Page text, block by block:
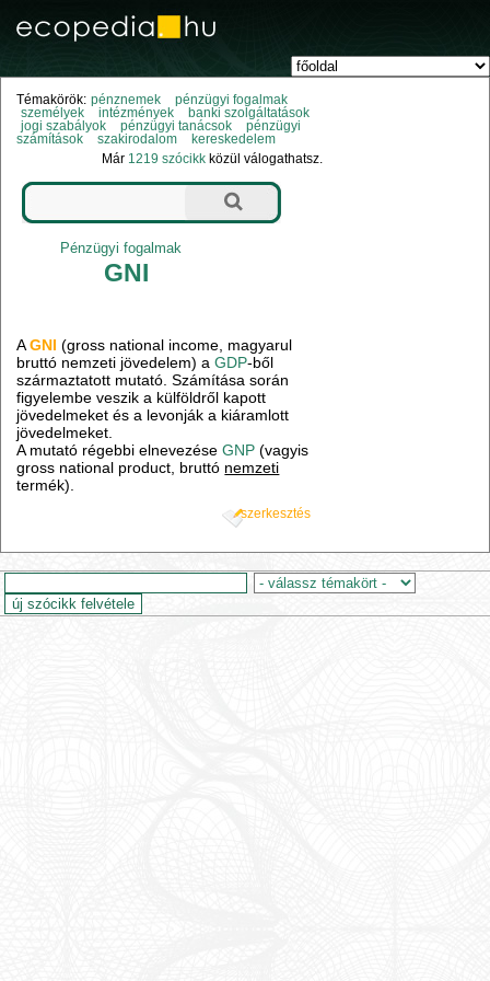
Témakörök: pénznemek
pénzügyi fogalmak
személyek
intézmények
banki szolgáltatások
jogi szabályok
pénzügyi tanácsok
pénzügyi
számítások
szakirodalom
kereskedelem
Már 1219 szócikk közül válogathatsz.
Pénzügyi fogalmak
GNI
AGNI (gross national income, magyarul
bruttó nemzeti jövedelem) aGDP-ből
származtatott mutató. Számítása során
figyelembe veszik a külföldről kapott
jövedelmeket és a levonják a kiáramlott
jövedelmeket.
A mutató régebbi elnevezéseGNP (vagyis
gross national product, bruttó nemzeti
termék).
szerkesztés